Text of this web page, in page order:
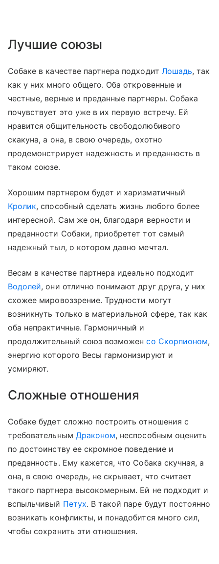
Лучшие союзы
Собаке в качестве партнера подходит Лошадь, так
как у них много общего. Оба откровенные и
честные, верные и преданные партнеры. Собака
почувствует это уже в их первую встречу. Ей
нравится общительность свободолюбивого
скакуна, а она, в свою очередь, охотно
продемонстрирует надежность и преданность в
таком союзе.
Хорошим партнером будет и харизматичный
Кролик, способный сделать жизнь любого более
интересной. Сам же он, благодаря верности и
преданности Собаки, приобретет тот самый
надежный тыл, о котором давно мечтал.
Весам в качестве партнера идеально подходит
Водолей, они отлично понимают друг друга, у них
схожее мировоззрение. Трудности могут
возникнуть только в материальной сфере, так как
оба непрактичные. Гармоничный и
продолжительный союз возможенсо Скорпионом,
энергию которого Весы гармонизируют и
усмиряют.
Сложные отношения
Собаке будет сложно построить отношения с
требовательным Драконом, неспособным оценить
по достоинству ее скромное поведение и
преданность. Ему кажется, что Собака скучная, а
она, в свою очередь, не скрывает, что считает
такого партнера высокомерным. Ей не подходит и
вспыльчивый Петух. В такой паре будут постоянно
возникать конфликты, и понадобится много сил,
чтобы сохранить эти отношения.